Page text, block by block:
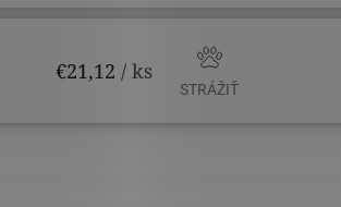
€21,12 / ks
STRÁŽIŤ